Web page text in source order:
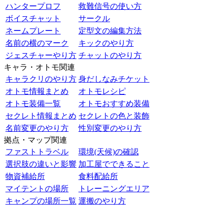
ハンタープロフ
救難信号の使い方
ボイスチャット
サークル
ネームプレート
定型文の編集方法
名前の横のマーク
キックのやり方
ジェスチャーやり方 チャットのやり方
キャラ・オトモ関連
キャラクリのやり方 身だしなみチケット
オトモ情報まとめ
オトモレシピ
オトモ装備一覧
オトモおすすめ装備
セクレト情報まとめ セクレトの色と装飾
名前変更のやり方
性別変更のやり方
拠点・マップ関連
ファストトラベル
環境(天候)の確認
選択肢の違いと影響 加工屋でできること
物資補給所
食料配給所
マイテントの場所
トレーニングエリア
キャンプの場所一覧 運搬のやり方